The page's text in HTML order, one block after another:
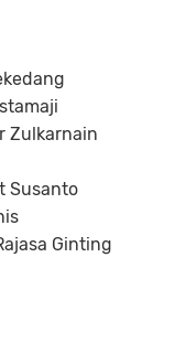
Zulkarnain
Susanto
Ginting